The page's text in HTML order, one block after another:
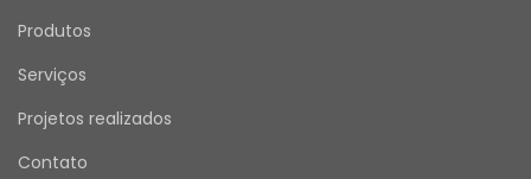
Produtos
Serviços
Projetos realizados
Contato